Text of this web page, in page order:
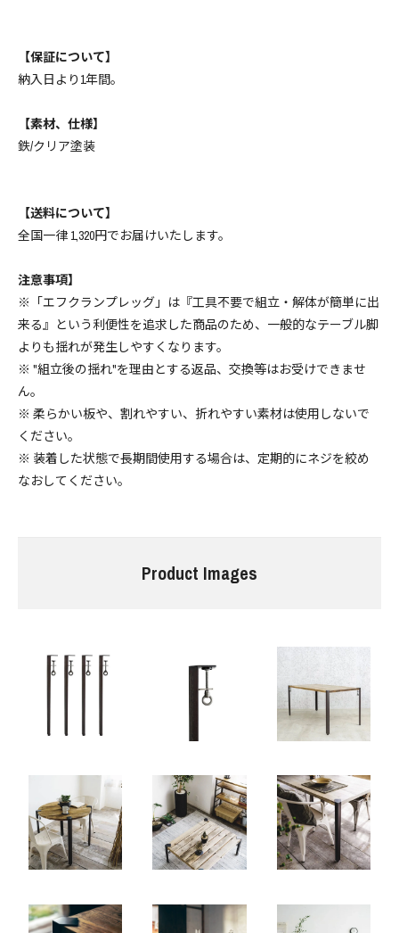
【保証について】
納入日より1年間。
【素材、仕様】
鉄/クリア塗装
【送料について】
全国一律 1,320円でお届けいたします。
注意事項】
※「エフクランプレッグ」は『工具不要で組立・解体が簡単に出
来る』という利便性を追求した商品のため、一般的なテーブル脚
よりも揺れが発生しやすくなります。
※ "組立後の揺れ"を理由とする返品、交換等はお受けできませ
ん。
※ 柔らかい板や、割れやすい、折れやすい素材は使用しないで
ください。
※ 装着した状態で長期間使用する場合は、定期的にネジを絞め
なおしてください。
Product Images